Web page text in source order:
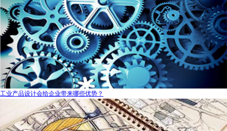
工业产品设计会给企业带来哪些优势？